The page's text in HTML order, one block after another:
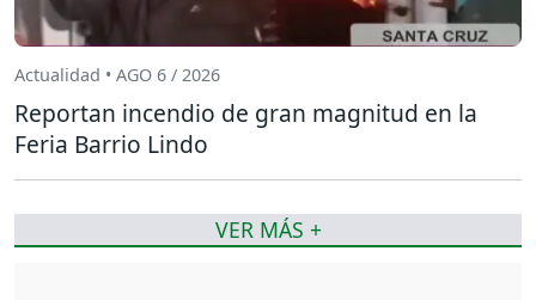
Actualidad • AGO 6 / 2026
Reportan incendio de gran magnitud en la
Feria Barrio Lindo
VER MÁS +